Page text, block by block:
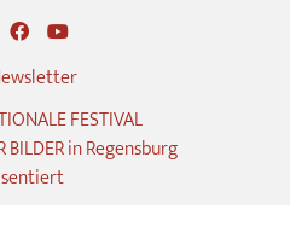
FESTIVAL
BILDER in Regensburg